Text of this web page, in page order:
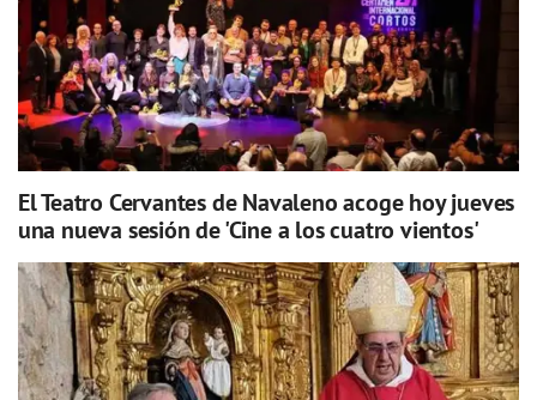
El Teatro Cervantes de Navaleno acoge hoy jueves
una nueva sesión de 'Cine a los cuatro vientos'